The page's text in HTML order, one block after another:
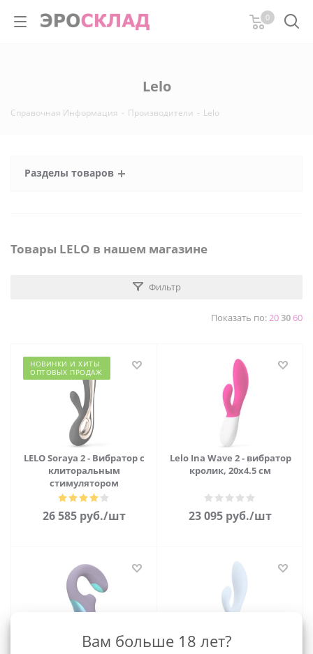
0
Lelo
Справочная Информация - Производители - Lelo
Разделы товаров
Товары LELO в нашем магазине
Фильтр
Показать по:203060
НОВИНКИ И ХИТЫ
ОПТОВЫХ ПРОДАЖ
LELO Soraya 2 - Вибратор с
клиторальным
стимулятором
26 585 руб./шт
Lelo Ina Wave 2 - вибратор
кролик, 20х4.5 см
23 095 руб./шт
Вам больше 18 лет?